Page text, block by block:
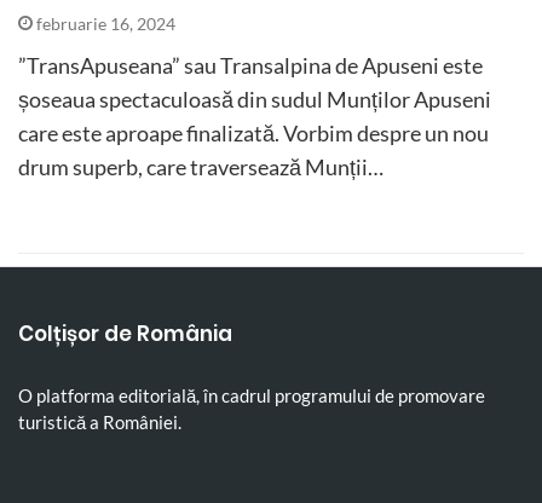
februarie 16, 2024
”TransApuseana” sau Transalpina de Apuseni este
șoseaua spectaculoasă din sudul Munților Apuseni
care este aproape finalizată. Vorbim despre un nou
drum superb, care traversează Munții…
Colțișor de România
O platforma editorială, în cadrul programului de promovare
turistică a României.